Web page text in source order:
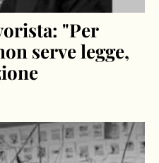
"Per
serve legge,